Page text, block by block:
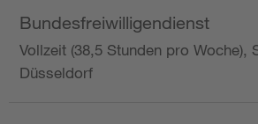
Bundesfreiwilligendienst
Vollzeit (38,5 Stunden pro Woche),
Düsseldorf